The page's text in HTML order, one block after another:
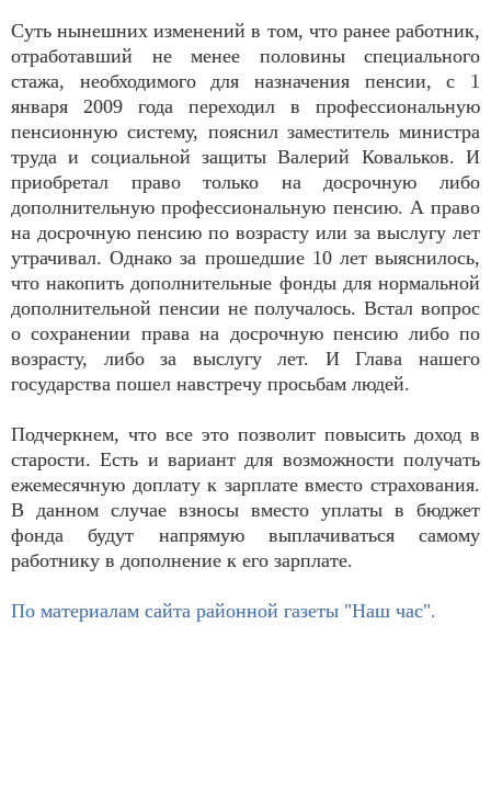
Суть нынешних изменений в том, что ранее работник,
отработавший не менее половины специального
стажа, необходимого для назначения пенсии, с 1
января 2009 года переходил в профессиональную
пенсионную систему, пояснил заместитель министра
труда и социальной защиты Валерий Ковальков. И
приобретал право только на досрочную либо
дополнительную профессиональную пенсию. А право
на досрочную пенсию по возрасту или за выслугу лет
утрачивал. Однако за прошедшие 10 лет выяснилось,
что накопить дополнительные фонды для нормальной
дополнительной пенсии не получалось. Встал вопрос
о сохранении права на досрочную пенсию либо по
возрасту, либо за выслугу лет. И Глава нашего
государства пошел навстречу просьбам людей.
Подчеркнем, что все это позволит повысить доход в
старости. Есть и вариант для возможности получать
ежемесячную доплату к зарплате вместо страхования.
В данном случае взносы вместо уплаты в бюджет
фонда будут напрямую выплачиваться самому
работнику в дополнение к его зарплате.
По материалам сайта районной газеты "Наш час".